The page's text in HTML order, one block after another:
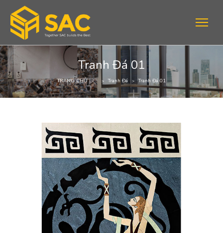
Tranh Đá 01
TRANG CHỦ > > Tranh Đá > Tranh Đá 01